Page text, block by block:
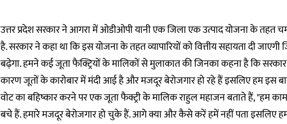
उत्तर प्रदेश सरकार ने आगरा में ओडीओपी यानी एक जिला एक उत्पाद योजना के तहत
है. सरकार ने कहा था कि इस योजना के तहत व्यापारियों को वित्तीय सहायता दी जाएगी
बढ़ेगा. हमने कई जूता फैक्ट्रियों के मालिकों से मुलाकात की जिनका कहना है कि
कारण जूतों के कारोबार में मंदी आई है और मजदूर बेरोजगार हो रहे हैं इसलिए हम इस
वोट का बहिष्कार करने पर एक जूता फैक्ट्री के मालिक राहुल महाजन बताते हैं, "हम
बचे हैं. हमारे मजदूर बेरोजगार हो चुके हैं. आगे क्या और कैसे करें हमें नहीं पता इसलिए